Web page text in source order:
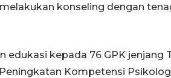
konseling dengan
kepada 76 GPK jenjang
Kompetensi